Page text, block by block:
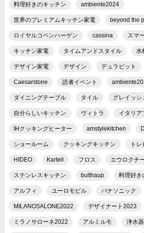
料理好きのキッチン ambiente2024
世界のプレミアムキッチン家電 beyond the
ロイヤルコペンハーゲン cassina スマ
キッチン家電 タイムアンドスタイル 水
デザイン家電 デザイン デュラビット
Caesarstone 読者イベント
ダイニングテーブル タイル グレイッシ
自分らしいキッチン ヴィトラ イタリア
IHクッキングヒーター amstylekitchen
ショールーム クッキングキッチン トレ
HIDEO Kartell フロス エウロクチ
ステンレスキッチン bulthaup 料理好き
アルフィ ユーロモビル パナソニック
MILANOSALONE2022 デザイナート2023
ミラノサローネ2022 アルミルモ 浄水器